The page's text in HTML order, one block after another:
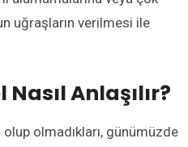
uğraşların verilmesi ile
Anlaşılır?
olmadıkları, günümüzde